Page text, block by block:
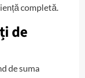
completă.
de
de suma